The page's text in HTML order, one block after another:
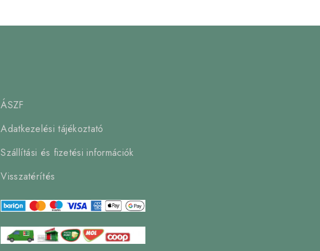
ÁSZF
Adatkezelési tájékoztató
Szállítási és fizetési információk
Visszatérítés